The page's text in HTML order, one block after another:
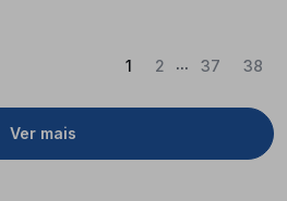
Ver mais
1 (Atual)
2 ... 37 38